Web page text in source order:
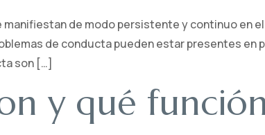
manifiestan de modo persistente y continuo en
de conducta pueden estar presentes en
son […]
y qué